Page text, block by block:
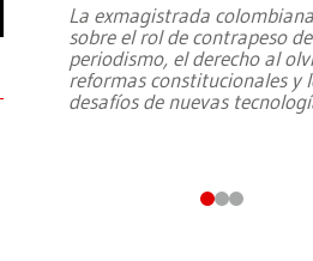
La exmagistrada
sobre el rol de contrapeso
periodismo, el derecho al
reformas constitucionales y
desafíos de nuevas